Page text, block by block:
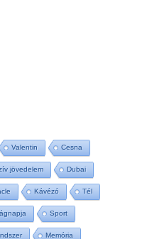
Valentin Cesna
jövedelem Dubai
Kávézó Tél
Sport
Memória